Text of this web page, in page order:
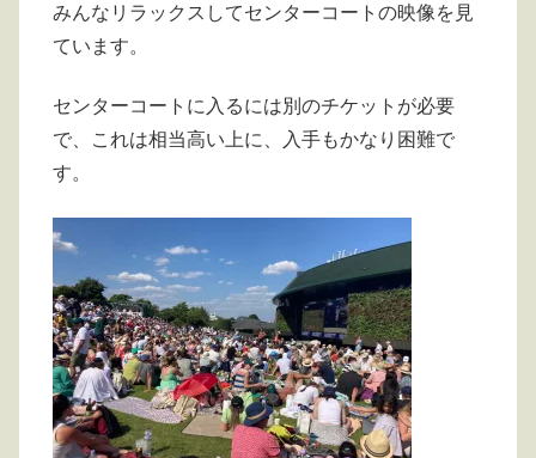
みんなリラックスしてセンターコートの映像を見
ています。
センターコートに入るには別のチケットが必要
で、これは相当高い上に、入手もかなり困難で
す。